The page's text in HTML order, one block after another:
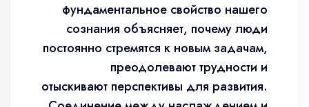
фундаментальное свойство нашего
сознания объясняет, почему люди
постоянно стремятся к новым задачам,
преодолевают трудности и
отыскивают перспективы для развития.